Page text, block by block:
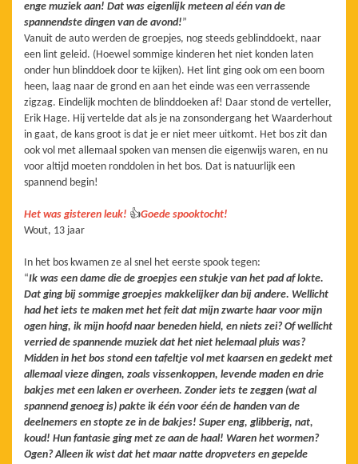
enge muziek aan! Dat was eigenlijk meteen al één van de
spannendste dingen van de avond!”
Vanuit de auto werden de groepjes, nog steeds geblinddoekt, naar
een lint geleid. (Hoewel sommige kinderen het niet konden laten
onder hun blinddoek door te kijken). Het lint ging ook om een boom
heen, laag naar de grond en aan het einde was een verrassende
zigzag. Eindelijk mochten de blinddoeken af! Daar stond de verteller,
Erik Hage. Hij vertelde dat als je na zonsondergang het Waarderhout
in gaat, de kans groot is dat je er niet meer uitkomt. Het bos zit dan
ook vol met allemaal spoken van mensen die eigenwijs waren, en nu
voor altijd moeten ronddolen in het bos. Dat is natuurlijk een
spannend begin!
Het was gisteren leuk! 👍Goede spooktocht!
Wout, 13 jaar
In het bos kwamen ze al snel het eerste spook tegen:
“Ik was een dame die de groepjes een stukje van het pad af lokte.
Dat ging bij sommige groepjes makkelijker dan bij andere. Wellicht
had het iets te maken met het feit dat mijn zwarte haar voor mijn
ogen hing, ik mijn hoofd naar beneden hield, en niets zei? Of wellicht
verried de spannende muziek dat het niet helemaal pluis was?
Midden in het bos stond een tafeltje vol met kaarsen en gedekt met
allemaal vieze dingen, zoals vissenkoppen, levende maden en drie
bakjes met een laken er overheen. Zonder iets te zeggen (wat al
spannend genoeg is) pakte ik één voor één de handen van de
deelnemers en stopte ze in de bakjes! Super eng, glibberig, nat,
koud! Hun fantasie ging met ze aan de haal! Waren het wormen?
Ogen? Alleen ik wist dat het maar natte dropveters en gepelde